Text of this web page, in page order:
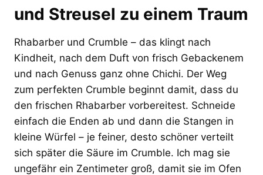
und Streusel zu einem Traum
Rhabarber und Crumble – das klingt nach
Kindheit, nach dem Duft von frisch Gebackenem
und nach Genuss ganz ohne Chichi. Der Weg
zum perfekten Crumble beginnt damit, dass du
den frischen Rhabarber vorbereitest. Schneide
einfach die Enden ab und dann die Stangen in
kleine Würfel – je feiner, desto schöner verteilt
sich später die Säure im Crumble. Ich mag sie
ungefähr ein Zentimeter groß, damit sie im Ofen